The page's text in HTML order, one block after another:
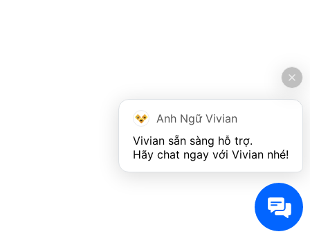
Anh Ngữ Vivian
Vivian sẵn sàng hỗ trợ.
Hãy chat ngay với Vivian nhé!